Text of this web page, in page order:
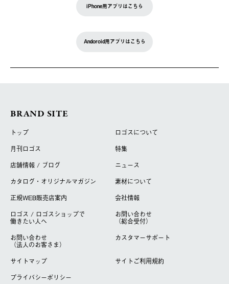
iPhone用アプリはこちら
Andoroid用アプリはこちら
BRAND SITE
トップ
ロゴスについて
月刊ロゴス
特集
店舗情報 / ブログ
ニュース
カタログ・オリジナルマガジン
素材について
正規WEB販売店案内
会社情報
ロゴス / ロゴスショップで
働きたい人へ
お問い合わせ
（総合受付）
お問い合わせ
（法人のお客さま）
カスタマーサポート
サイトマップ
サイトご利用規約
プライバシーポリシー